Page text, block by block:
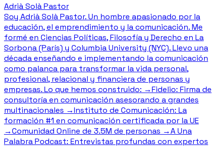
Adrià Solà Pastor
Soy Adrià Solà Pastor. Un hombre apasionado por la
educación, el emprendimiento y la comunicación. Me
formé en Ciencias Políticas, Filosofía y Derecho en La
Sorbona (París) y Columbia University (NYC). Llevo una
década enseñando e implementando la comunicación
como palanca para transformar la vida personal,
profesional, relacional y financiera de personas y
empresas. Lo que hemos construido: →Fidelio: Firma de
consultoría en comunicación asesorando a grandes
multinacionales →Instituto de Comunicación: La
formación #1 en comunicación certificada por la UE
→Comunidad Online de 3.5M de personas →A Una
Palabra Podcast: Entrevistas profundas con expertos